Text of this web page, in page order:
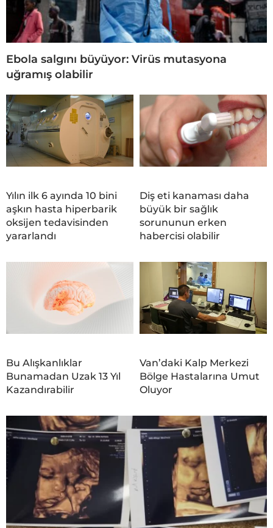
Ebola salgını büyüyor: Virüs mutasyona
uğramış olabilir
Yılın ilk 6 ayında 10 bini
aşkın hasta hiperbarik
oksijen tedavisinden
yararlandı
Diş eti kanaması daha
büyük bir sağlık
sorununun erken
habercisi olabilir
Bu Alışkanlıklar
Bunamadan Uzak 13 Yıl
Kazandırabilir
Van’daki Kalp Merkezi
Bölge Hastalarına Umut
Oluyor